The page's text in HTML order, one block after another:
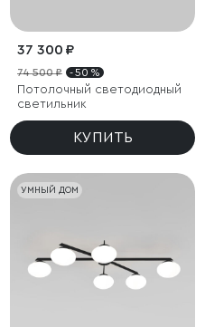
37 300 ₽
74 500 ₽ - 50 %
Потолочный светодиодный
светильник
КУПИТЬ
УМНЫЙ ДОМ